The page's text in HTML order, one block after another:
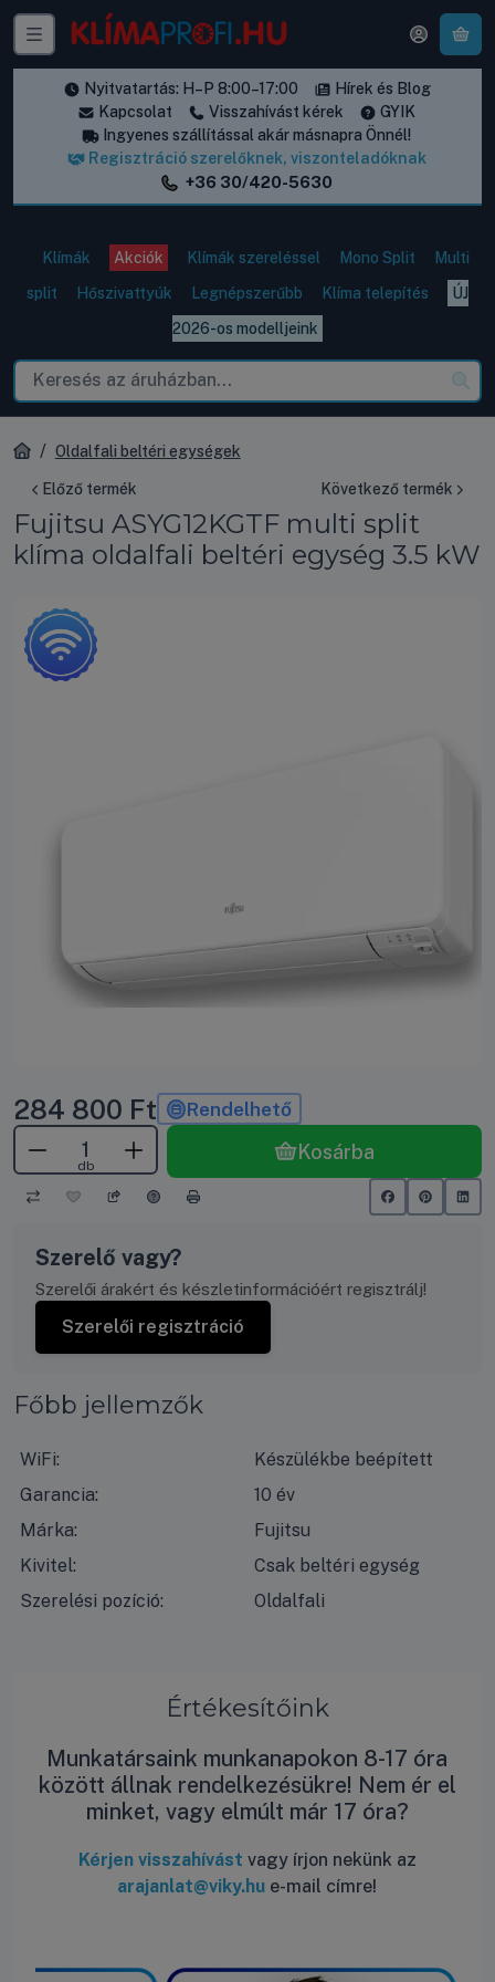
Nyitvatartás: H–P 8:00–17:00
Hírek és Blog
Kapcsolat
Visszahívást kérek
GYIK
Ingyenes szállítással akár másnapra Önnél!
Regisztráció szerelőknek, viszonteladóknak
+36 30/420-5630
Klímák Akciók Klímák szereléssel Mono Split
Multi
split
Hőszivattyúk Legnépszerűbb Klíma telepítés
ÚJ
2026-os modelljeink
Oldalfali beltéri egységek
Előző termék Következő termék
Fujitsu ASYG12KGTF multi split
klíma oldalfali beltéri egység 3.5 kW
284 800 Ft Rendelhető
db
Kosárba
Szerelő vagy?
Szerelői árakért és készletinformációért regisztrálj!
Szerelői regisztráció
Főbb jellemzők
WiFi:
Készülékbe beépített
Garancia:
10 év
Márka:
Fujitsu
Kivitel:
Csak beltéri egység
Szerelési pozíció:
Oldalfali
Értékesítőink
Munkatársaink munkanapokon 8-17 óra
között állnak rendelkezésükre! Nem ér el
minket, vagy elmúlt már 17 óra?
Kérjen visszahívást vagy írjon nekünk az
arajanlat@viky.hu e-mail címre!